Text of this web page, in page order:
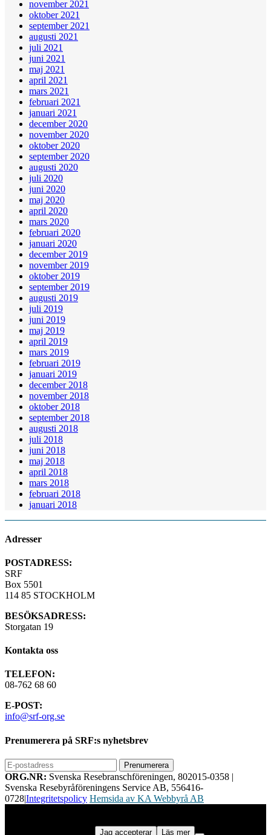
november 2021
oktober 2021
september 2021
augusti 2021
juli 2021
juni 2021
maj 2021
april 2021
mars 2021
februari 2021
januari 2021
december 2020
november 2020
oktober 2020
september 2020
augusti 2020
juli 2020
juni 2020
maj 2020
april 2020
mars 2020
februari 2020
januari 2020
december 2019
november 2019
oktober 2019
september 2019
augusti 2019
juli 2019
juni 2019
maj 2019
april 2019
mars 2019
februari 2019
januari 2019
december 2018
november 2018
oktober 2018
september 2018
augusti 2018
juli 2018
juni 2018
maj 2018
april 2018
mars 2018
februari 2018
januari 2018
Adresser
POSTADRESS:
SRF
Box 5501
114 85 STOCKHOLM
BESÖKSADRESS:
Storgatan 19
Kontakta oss
TELEFON:
08-762 68 60
E-POST:
info@srf-org.se
Prenumerera på SRF:s nyhetsbrev
ORG.NR: Svenska Resebranschföreningen, 802015-0358 |
Svenska Resebyråföreningens Service AB, 556416-
0728|Integritetspolicy Hemsida av KA Webbyrå AB
Jag accepterar Läs mer